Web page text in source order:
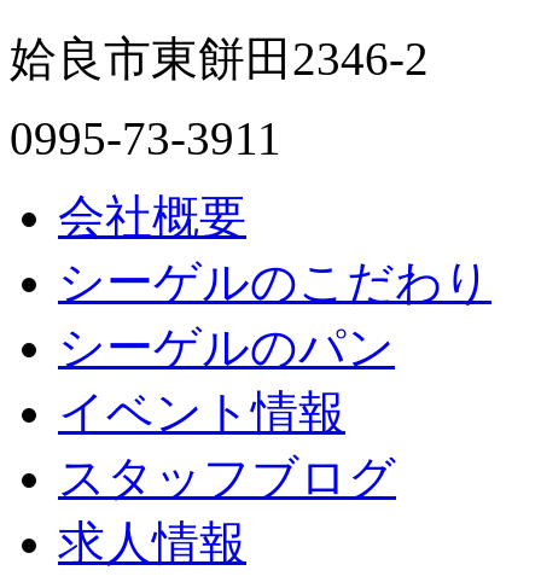
姶良市東餅田2346-2
0995-73-3911
会社概要
シーゲルのこだわり
シーゲルのパン
イベント情報
スタッフブログ
求人情報